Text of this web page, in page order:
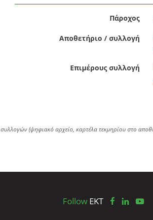
Πάροχος
Αποθετήριο / συλλογή
Επιμέρους συλλογή
(ψηφιακό αρχείο, καρτέλα τεκμηρίου στο
FollowEKT